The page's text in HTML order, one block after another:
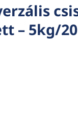
– 5kg/
készglett –